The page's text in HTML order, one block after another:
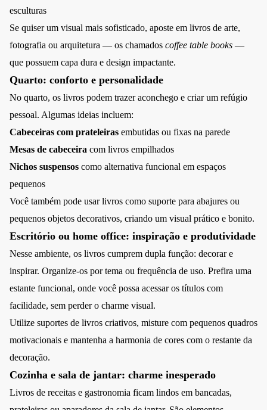
esculturas
Se quiser um visual mais sofisticado, aposte em livros de arte,
fotografia ou arquitetura — os chamados coffee table books —
que possuem capa dura e design impactante.
Quarto: conforto e personalidade
No quarto, os livros podem trazer aconchego e criar um refúgio
pessoal. Algumas ideias incluem:
Cabeceiras com prateleiras embutidas ou fixas na parede
Mesas de cabeceira com livros empilhados
Nichos suspensos como alternativa funcional em espaços
pequenos
Você também pode usar livros como suporte para abajures ou
pequenos objetos decorativos, criando um visual prático e bonito.
Escritório ou home office: inspiração e produtividade
Nesse ambiente, os livros cumprem dupla função: decorar e
inspirar. Organize-os por tema ou frequência de uso. Prefira uma
estante funcional, onde você possa acessar os títulos com
facilidade, sem perder o charme visual.
Utilize suportes de livros criativos, misture com pequenos quadros
motivacionais e mantenha a harmonia de cores com o restante da
decoração.
Cozinha e sala de jantar: charme inesperado
Livros de receitas e gastronomia ficam lindos em bancadas,